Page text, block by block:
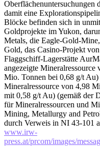
Oberflächenuntersuchungen
damit eine
Blöcke befinden sich in
Goldprojekte im Yukon,
Metals, die Eagle-Gold-
Gold, das Casino-Projekt
Flaggschiff-Lagerstätte
angezeigte
Mio. Tonnen bei 0,68 g/t Au)
Mineralressource von 4,98
mit 0,58 g/t Au) (gemäß der
für Mineralressourcen und
Mining, Metallurgy and
durch Verweis in NI 43-101
www.irw-
press.at/prcom/images/